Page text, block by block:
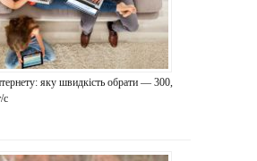
яку швидкість обрати — 300,
с